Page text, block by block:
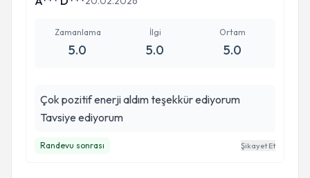
Zamanlama
5.0
İlgi
5.0
Ortam
5.0
Çok pozitif enerji aldım teşekkür ediyorum
Tavsiye ediyorum
Randevu sonrası Şikayet Et